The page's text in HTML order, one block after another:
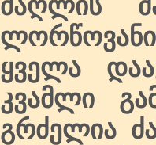
ძაღლის
ყველა
კვამლი
გრძელია